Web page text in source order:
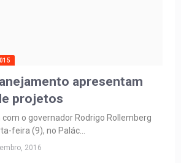
apresentam
projetos
o governador Rodrigo Rollemberg
feira (9), no Palác…
2016